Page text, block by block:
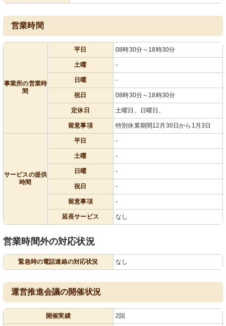
営業時間
事業所の営業時
間
平日 08時30分～18時30分
土曜 -
日曜 -
祝日 08時30分～18時30分
定休日 土曜日、日曜日、
留意事項 特別休業期間12月30日から1月3日
サービスの提供
時間
平日 -
土曜 -
日曜 -
祝日 -
留意事項 -
延長サービス なし
営業時間外の対応状況
緊急時の電話連絡の対応状況 なし
運営推進会議の開催状況
開催実績 2回